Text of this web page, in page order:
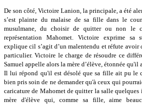
De son côté, Victoire Lanion, la principale, a été
s’est plainte du malaise de sa fille dans le
musulmane, du choisir de quitter ou non le
représentation Mahomet. Victoire exprime sa
explique cil s’agit d’un malentendu et réfute avoir
particulier. Victoire le charge de résoudre ce
Samuel appelle alors la mère d’élève, étonnée qu'il
Il lui répond qu'il est désolé que sa fille ait pu le
bien pris soin de ne demander qu'à ceux qui
caricature de Mahomet de quitter la salle
mère d'élève qui, comme sa fille, aime